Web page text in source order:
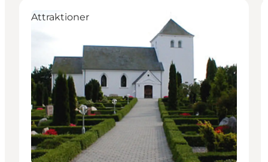
Attraktioner